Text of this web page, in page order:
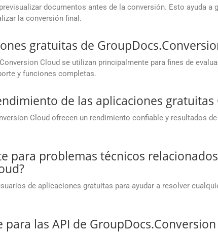
documentos antes de la conversión. Esto ayuda
la conversión final.
gratuitas de
Cloud se utilizan principalmente para fines de
y funciones completas.
de las aplicaciones
Cloud ofrecen un rendimiento confiable y resultados
para problemas técnicos
de aplicaciones gratuitas para ayudar a resolver
las API de